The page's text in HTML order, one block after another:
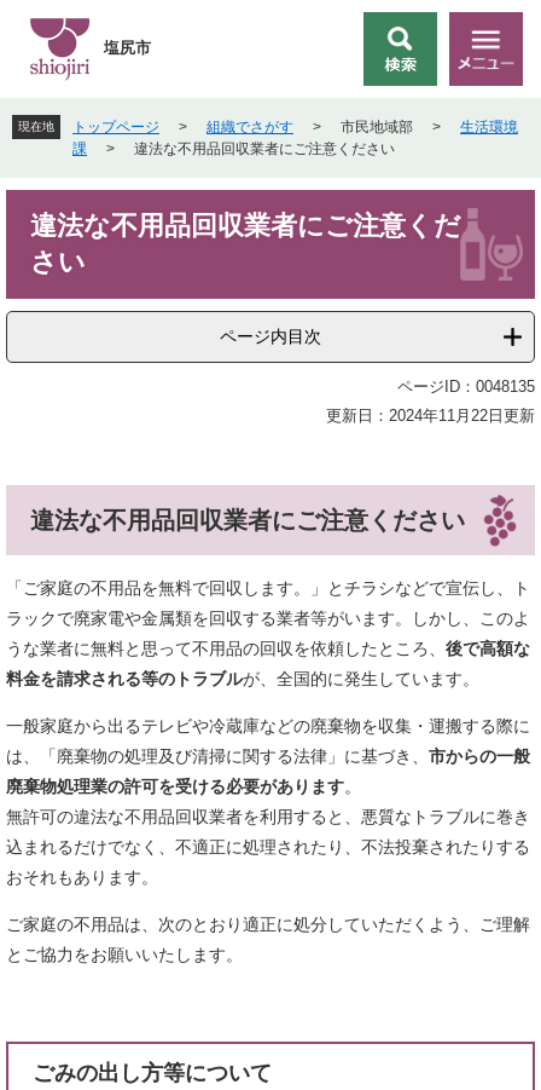
先
頭
す
を
飛
し
索
メ
ニ
ー
塩尻市
現在地 トップページ > 組織でさがす > 市民地域部 >
生活環境
課
> 違法な不用品回収業者にご注意ください
違法な不用品回収業者にご注意くだ
さい
ページ内目次
ページID：0048135
更新日：2024年11月22日更新
違法な不用品回収業者にご注意ください
「ご家庭の不用品を無料で回収します。」とチラシなどで宣伝し、ト
ラックで廃家電や金属類を回収する業者等がいます。しかし、このよ
うな業者に無料と思って不用品の回収を依頼したところ、 後で高額な
料金を請求される等のトラブルが、全国的に発生しています。
一般家庭から出るテレビや冷蔵庫などの廃棄物を収集・運搬する際に
は、「廃棄物の処理及び清掃に関する法律」に基づき、 市からの一般
廃棄物処理業の許可を受ける必要があります。
無許可の違法な不用品回収業者を利用すると、悪質なトラブルに巻き
込まれるだけでなく、不適正に処理されたり、不法投棄されたりする
おそれもあります。
ご家庭の不用品は、次のとおり適正に処分していただくよう、ご理解
とご協力をお願いいたします。
ごみの出し方等について